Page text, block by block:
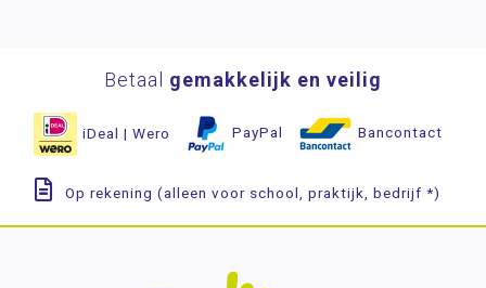
Betaal gemakkelijk en veilig
iDeal | Wero PayPal Bancontact
Op rekening (alleen voor school, praktijk, bedrijf *)